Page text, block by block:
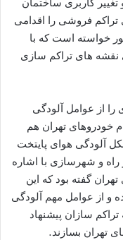
فروشی را اقدامی
خواسته است که با
نقشه های تراکم سازی
از عوامل آلودگی
خودروهای تهران هم
آلودگی هوای پایتخت
و شهرسازی با اشاره
گفته بود که این
و از عوامل مهم آلودگی
سازان پیشنهاد
تهران بسازند.